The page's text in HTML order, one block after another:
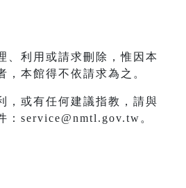
、利用或請求刪除，惟因本
，本館得不依請求為之。
，或有任何建議指教，請與
：service@nmtl.gov.tw。